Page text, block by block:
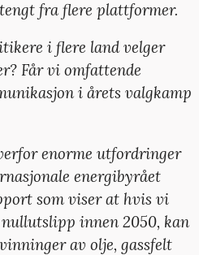
fra flere plattformer.
i flere land velger
Får vi omfattende
i årets valgkamp
enorme utfordringer
energibyrået
som viser at hvis vi
innen 2050, kan
av olje, gassfelt